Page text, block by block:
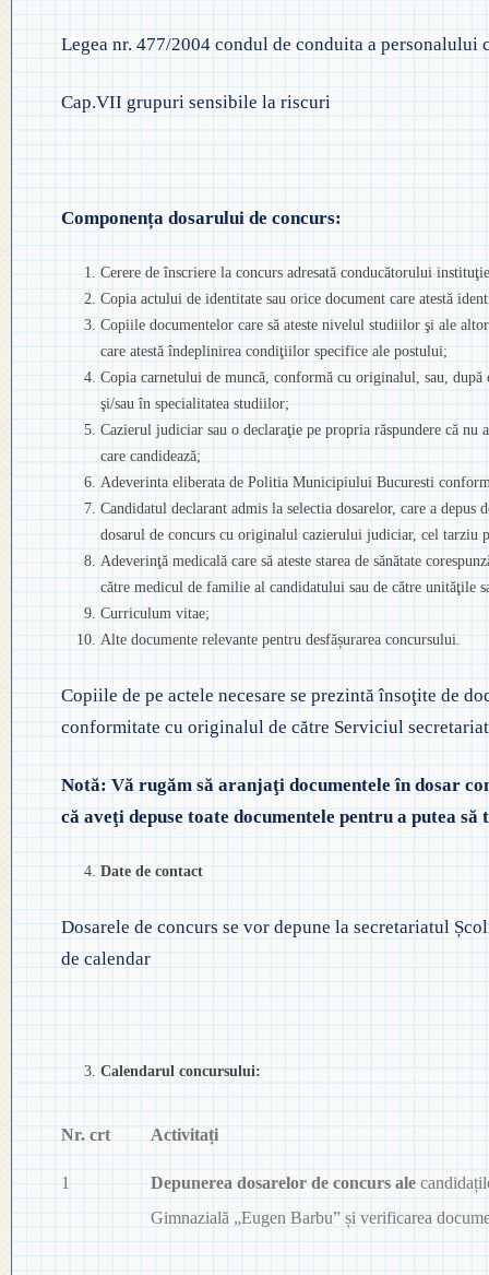
Legea nr. 477/2004 condul de conduita a
Cap.VII grupuri sensibile la riscuri
Componența dosarului de concurs:
Cerere de înscriere la concurs adresată conducătorului
Copia actului de identitate sau orice document care atestă
Copiile documentelor care să ateste nivelul studiilor şi ale
care atestă îndeplinirea condiţiilor specifice ale postului;
Copia carnetului de muncă, conformă cu originalul, sau, după
şi/sau în specialitatea studiilor;
Cazierul judiciar sau o declaraţie pe propria răspundere că
care candidează;
Adeverinta eliberata de Politia Municipiului Bucuresti
Candidatul declarant admis la selectia dosarelor, care a
dosarul de concurs cu originalul cazierului judiciar, cel tarziu
Adeverinţă medicală care să ateste starea de sănătate
către medicul de familie al candidatului sau de către unităţile
Curriculum vitae;
Alte documente relevante pentru desfășurarea concursului.
Copiile de pe actele necesare se prezintă însoţite de
conformitate cu originalul de către Serviciul
Notă: Vă rugăm să aranjaţi documentele în dosar
că aveţi depuse toate documentele pentru a putea
Date de contact
Dosarele de concurs se vor depune la secretariatul
de calendar
Calendarul concursului:
Nr. crt Activitați
1 Depunerea dosarelor de concurs ale
Gimnazială „Eugen Barbu” și verificarea